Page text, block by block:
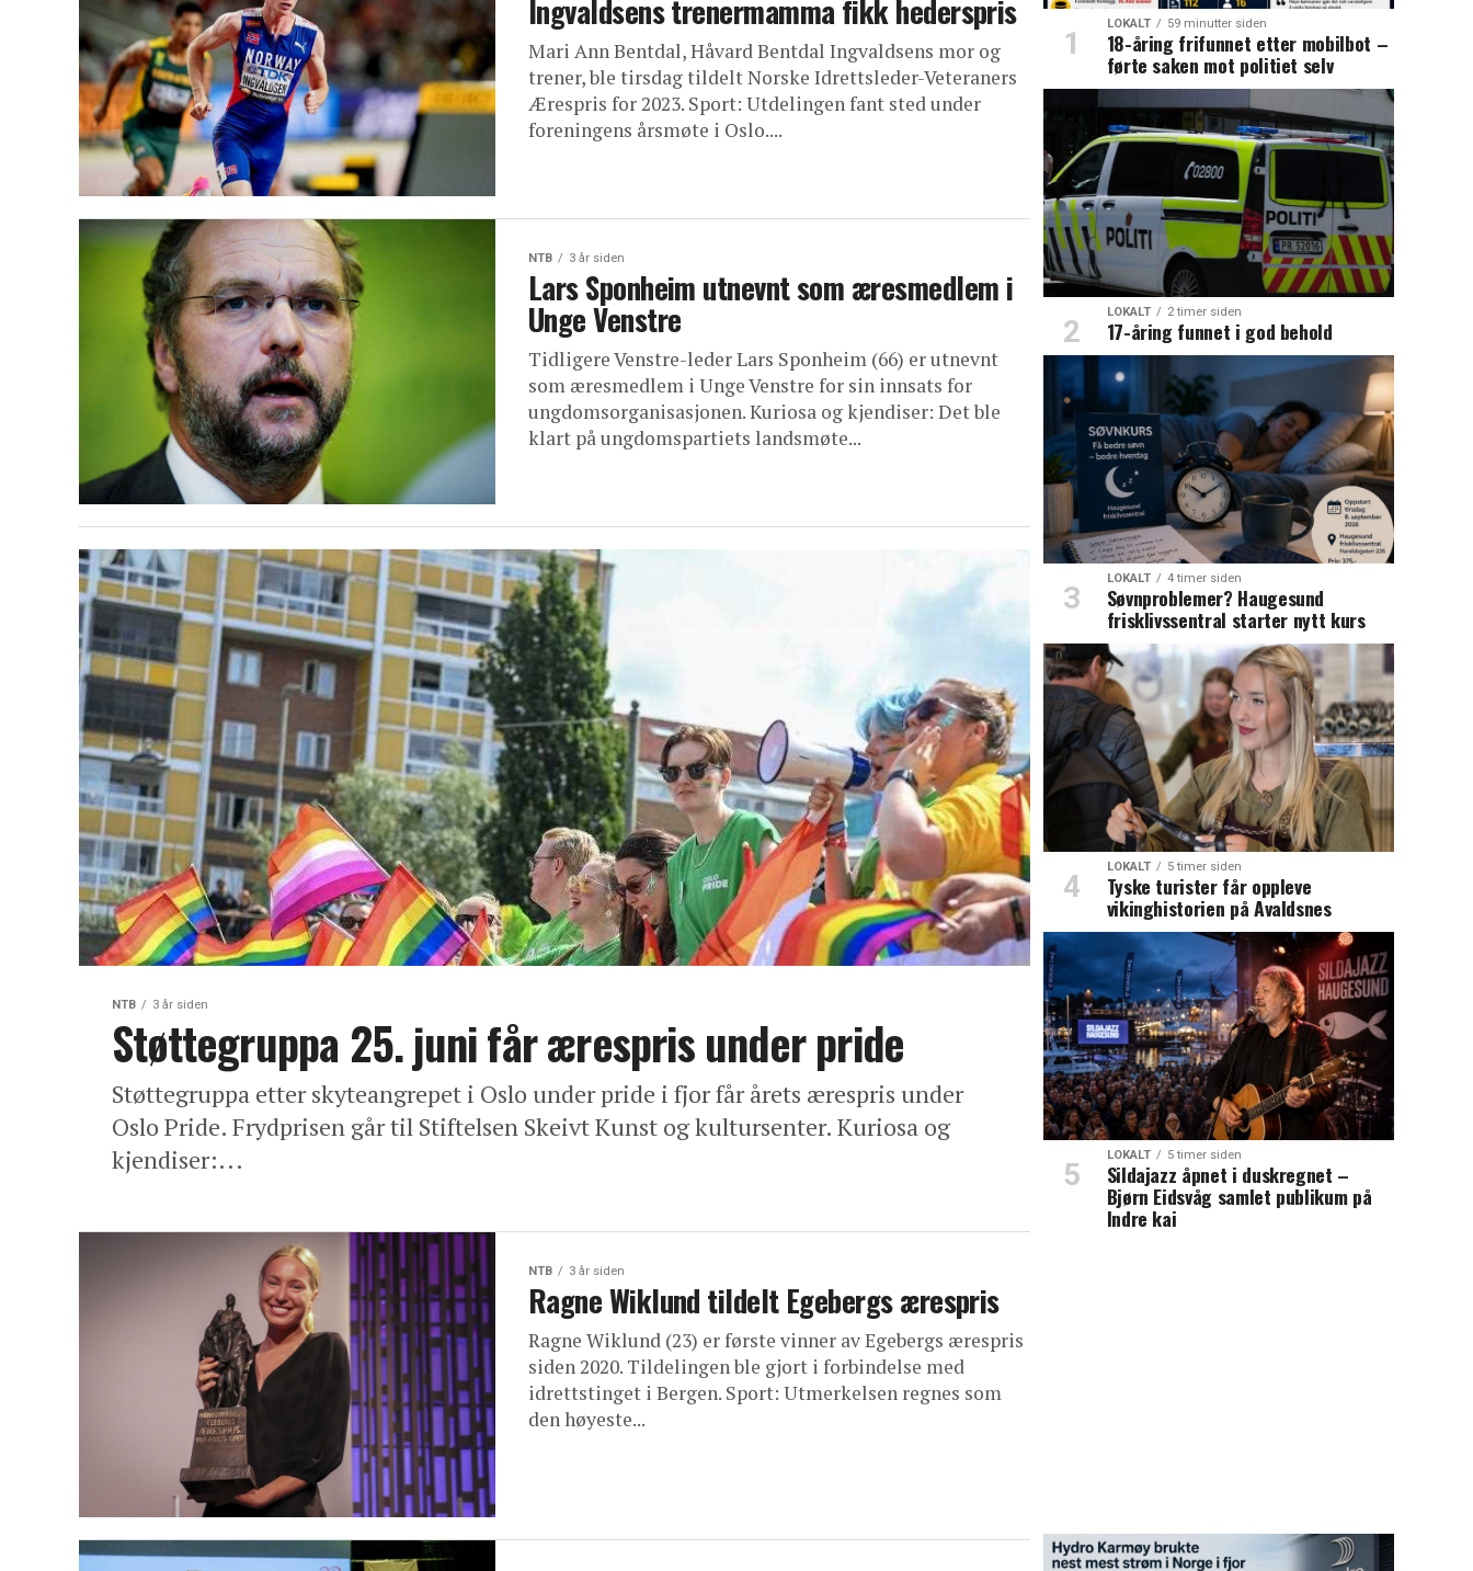
Ingvaldsens trenermamma fikk hederspris
Mari Ann Bentdal, Håvard Bentdal Ingvaldsens mor og
trener, ble tirsdag tildelt Norske Idrettsleder-Veteraners
Ærespris for 2023. Sport: Utdelingen fant sted under
foreningens årsmøte i Oslo....
NTB 3 år siden
Lars Sponheim utnevnt som æresmedlem i
Unge Venstre
Tidligere Venstre-leder Lars Sponheim (66) er utnevnt
som æresmedlem i Unge Venstre for sin innsats for
ungdomsorganisasjonen. Kuriosa og kjendiser: Det ble
klart på ungdomspartiets landsmøte...
NTB 3 år siden
Støttegruppa 25. juni får ærespris under pride
Støttegruppa etter skyteangrepet i Oslo under pride i fjor får årets ærespris under
Oslo Pride. Frydprisen går til Stiftelsen Skeivt Kunst og kultursenter. Kuriosa og
kjendiser:...
NTB 3 år siden
Ragne Wiklund tildelt Egebergs ærespris
Ragne Wiklund (23) er første vinner av Egebergs ærespris
siden 2020. Tildelingen ble gjort i forbindelse med
idrettstinget i Bergen. Sport: Utmerkelsen regnes som
den høyeste...
LOKALT 59 minutter siden
18-åring frifunnet etter mobilbot –
førte saken mot politiet selv
LOKALT 2 timer siden
17-åring funnet i god behold
LOKALT 4 timer siden
Søvnproblemer? Haugesund
frisklivssentral starter nytt kurs
LOKALT 5 timer siden
Tyske turister får oppleve
vikinghistorien på Avaldsnes
LOKALT 5 timer siden
Sildajazz åpnet i duskregnet –
Bjørn Eidsvåg samlet publikum på
Indre kai